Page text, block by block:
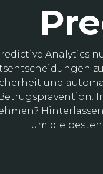
Analytics
und
um die